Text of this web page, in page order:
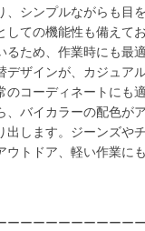
、シンプルながらも目
しての機能性も備えて
るため、作業時にも最
デザインが、カジュア
のコーディネートにも
、バイカラーの配色が
出します。ジーンズや
ウトドア、軽い作業に
ーーーーーーーーーー